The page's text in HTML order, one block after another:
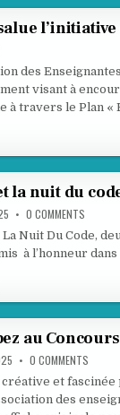
des
visant à
à travers le Plan «
la nuit du
0 COMMENTS
ET
NUIT
Nuit Du Code,
à l’honneur
au
0 COMMENTS
AU
créative et
des